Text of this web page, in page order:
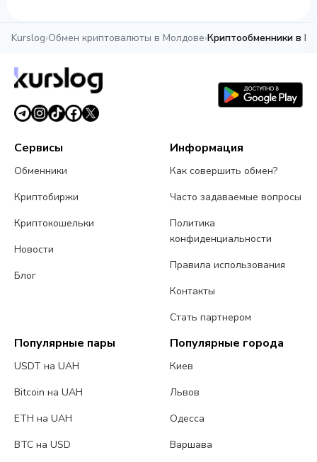
Kurslog›Обмен криптовалюты в Молдове›Криптообменники в
Сервисы
Обменники
Криптобиржи
Криптокошельки
Новости
Блог
Информация
Как совершить обмен?
Часто задаваемые вопросы
Политика
конфиденциальности
Правила использования
Контакты
Стать партнером
Популярные пары
USDT на UAH
Bitcoin на UAH
ETH на UAH
BTC на USD
Популярные города
Киев
Львов
Одесса
Варшава